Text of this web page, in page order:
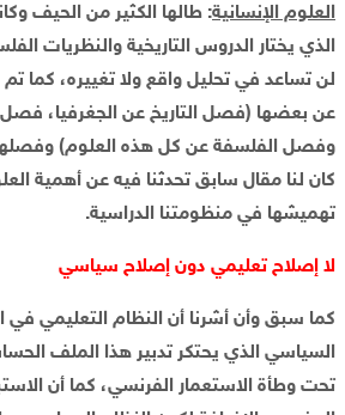
العلوم الإنسانية: طالها الكثير من الحيف
الذي يختار الدروس التاريخية والنظريات
لن تساعد في تحليل واقع ولا تغييره، كما
عن بعضها (فصل التاريخ عن الجغرفيا،
وفصل الفلسفة عن كل هذه العلوم)
كان لنا مقال سابق تحدثنا فيه عن أهمية
تهميشها في منظومتنا الدراسية.
لا إصلاح تعليمي دون إصلاح سياسي
كما سبق وأن أشرنا أن النظام التعليمي
السياسي الذي يحتكر تدبير هذا الملف
تحت وطأة الاستعمار الفرنسي، كما أن